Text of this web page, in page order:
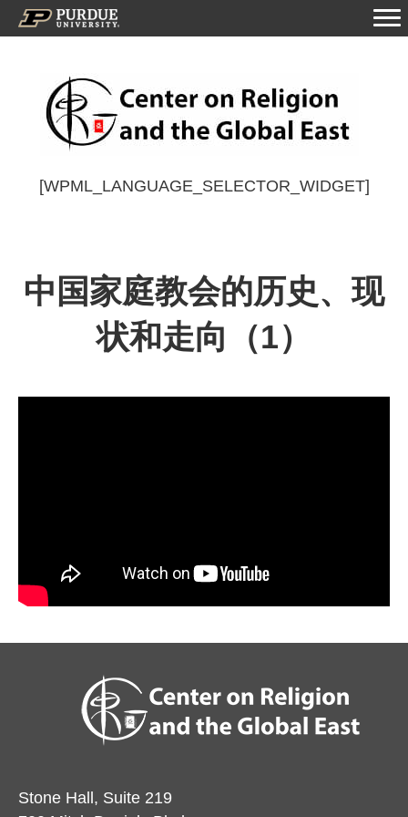
[WPML_LANGUAGE_SELECTOR_WIDGET]
中国家庭教会的历史、现
状和走向（1）
Stone Hall, Suite 219